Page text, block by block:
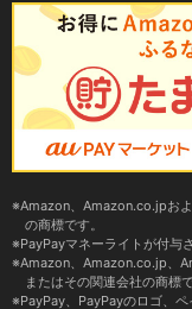
Amazon、Amazon.co.jpお
の商標です。
PayPayマネーライトが付与
Amazon、Amazon.co.jp、
またはその関連会社の商標で
PayPay、PayPayのロゴ、